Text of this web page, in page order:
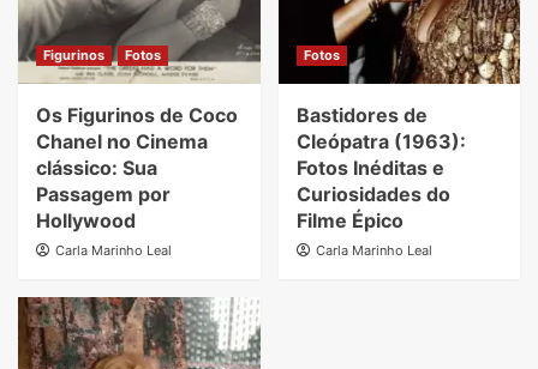
Figurinos Fotos
Os Figurinos de Coco
Chanel no Cinema
clássico: Sua
Passagem por
Hollywood
Carla Marinho Leal
Fotos
Bastidores de
Cleópatra (1963):
Fotos Inéditas e
Curiosidades do
Filme Épico
Carla Marinho Leal